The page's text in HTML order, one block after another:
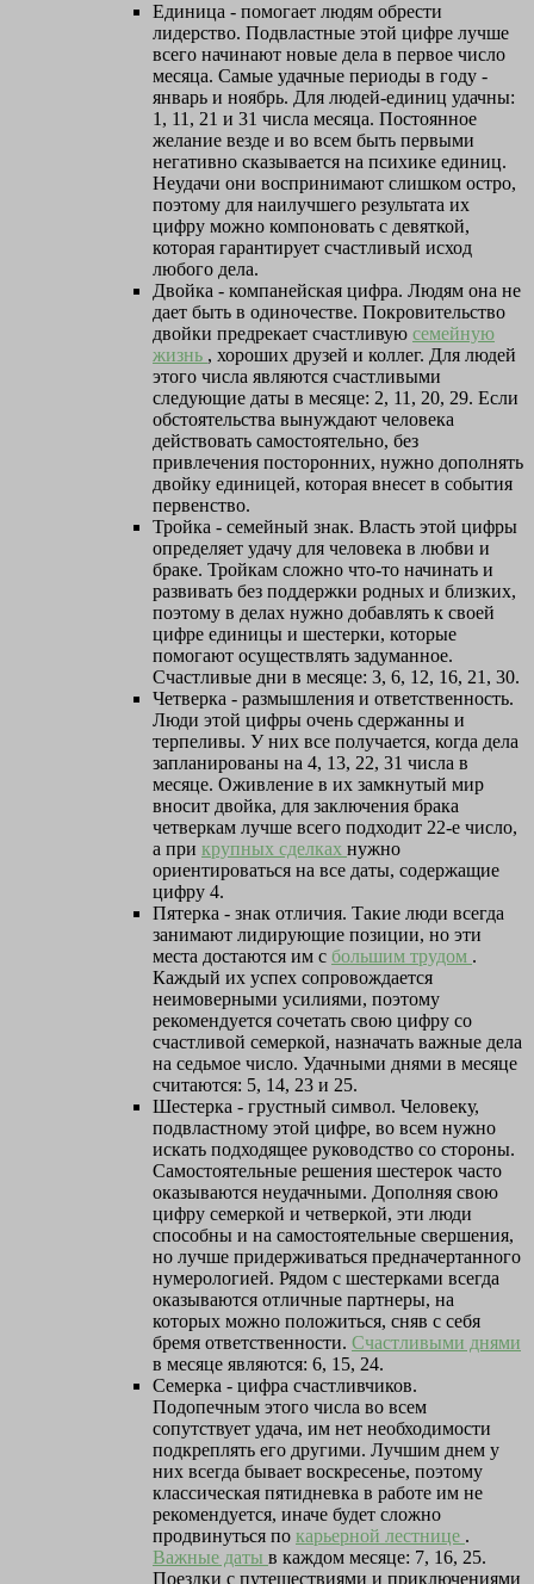
Единица - помогает людям обрести
лидерство. Подвластные этой цифре лучше
всего начинают новые дела в первое число
месяца. Самые удачные периоды в году -
январь и ноябрь. Для людей-единиц удачны:
1, 11, 21 и 31 числа месяца. Постоянное
желание везде и во всем быть первыми
негативно сказывается на психике единиц.
Неудачи они воспринимают слишком остро,
поэтому для наилучшего результата их
цифру можно компоновать с девяткой,
которая гарантирует счастливый исход
любого дела.
Двойка - компанейская цифра. Людям она не
дает быть в одиночестве. Покровительство
двойки предрекает счастливую семейную
жизнь , хороших друзей и коллег. Для людей
этого числа являются счастливыми
следующие даты в месяце: 2, 11, 20, 29. Если
обстоятельства вынуждают человека
действовать самостоятельно, без
привлечения посторонних, нужно дополнять
двойку единицей, которая внесет в события
первенство.
Тройка - семейный знак. Власть этой цифры
определяет удачу для человека в любви и
браке. Тройкам сложно что-то начинать и
развивать без поддержки родных и близких,
поэтому в делах нужно добавлять к своей
цифре единицы и шестерки, которые
помогают осуществлять задуманное.
Счастливые дни в месяце: 3, 6, 12, 16, 21, 30.
Четверка - размышления и ответственность.
Люди этой цифры очень сдержанны и
терпеливы. У них все получается, когда дела
запланированы на 4, 13, 22, 31 числа в
месяце. Оживление в их замкнутый мир
вносит двойка, для заключения брака
четверкам лучше всего подходит 22-е число,
а при крупных сделках нужно
ориентироваться на все даты, содержащие
цифру 4.
Пятерка - знак отличия. Такие люди всегда
занимают лидирующие позиции, но эти
места достаются им с большим трудом .
Каждый их успех сопровождается
неимоверными усилиями, поэтому
рекомендуется сочетать свою цифру со
счастливой семеркой, назначать важные дела
на седьмое число. Удачными днями в месяце
считаются: 5, 14, 23 и 25.
Шестерка - грустный символ. Человеку,
подвластному этой цифре, во всем нужно
искать подходящее руководство со стороны.
Самостоятельные решения шестерок часто
оказываются неудачными. Дополняя свою
цифру семеркой и четверкой, эти люди
способны и на самостоятельные свершения,
но лучше придерживаться предначертанного
нумерологией. Рядом с шестерками всегда
оказываются отличные партнеры, на
которых можно положиться, сняв с себя
бремя ответственности. Счастливыми днями
в месяце являются: 6, 15, 24.
Семерка - цифра счастливчиков.
Подопечным этого числа во всем
сопутствует удача, им нет необходимости
подкреплять его другими. Лучшим днем у
них всегда бывает воскресенье, поэтому
классическая пятидневка в работе им не
рекомендуется, иначе будет сложно
продвинуться по карьерной лестнице .
Важные даты в каждом месяце: 7, 16, 25.
Поездки с путешествиями и приключениями